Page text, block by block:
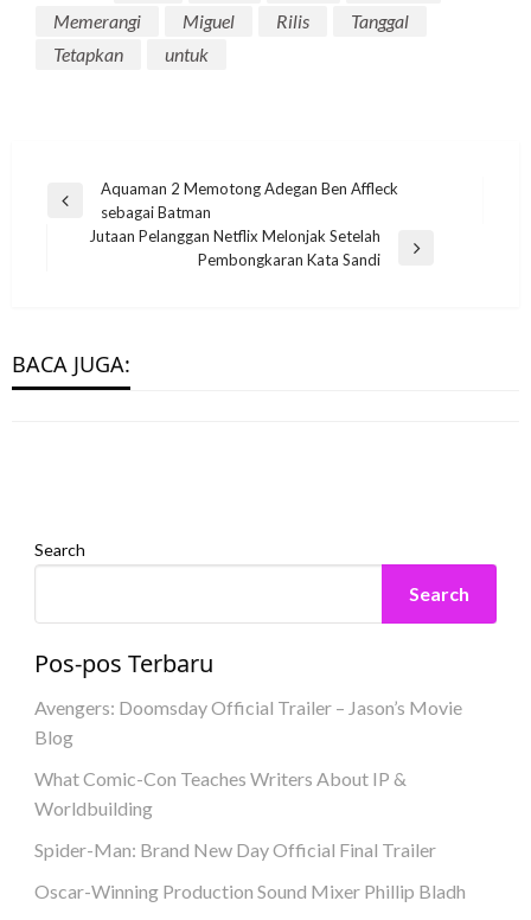
Memerangi
Miguel Rilis
Tanggal
Tetapkan
untuk
Post
navigation
Previous
Aquaman 2 Memotong Adegan Ben Affleck
sebagai Batman
Jutaan Pelanggan Netflix Melonjak Setelah
Pembongkaran Kata Sandi
BACA JUGA:
Keluar di Hulu?
eletrukotik
Disney+ Diungkapkan
Menampilkan Kembalinya Kaley Cuoco-
Led Collection
STREAMING
Invasi Rahasia OT Fagbenle Cameo: Siapa
Search
Search
Pos-pos Terbaru
Avengers: Doomsday Official Trailer – Jason’s Movie
Blog
What Comic-Con Teaches Writers About IP &
Worldbuilding
Spider-Man: Brand New Day Official Final Trailer
Oscar-Winning Production Sound Mixer Phillip Bladh